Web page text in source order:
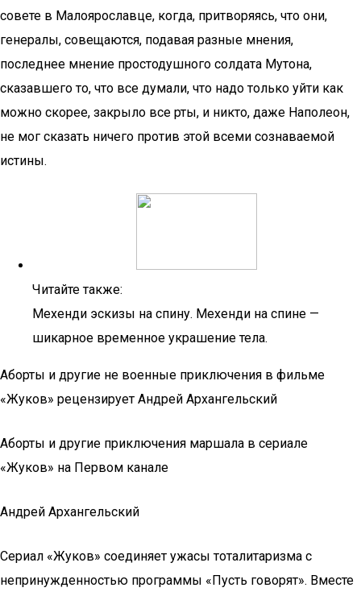
совете в Малоярославце, когда, притворяясь, что они,
генералы, совещаются, подавая разные мнения,
последнее мнение простодушного солдата Мутона,
сказавшего то, что все думали, что надо только уйти как
можно скорее, закрыло все рты, и никто, даже Наполеон,
не мог сказать ничего против этой всеми сознаваемой
истины.
Читайте также:
Мехенди эскизы на спину. Мехенди на спине —
шикарное временное украшение тела.
Аборты и другие не военные приключения в фильме
«Жуков» рецензирует Андрей Архангельский
Аборты и другие приключения маршала в сериале
«Жуков» на Первом канале
Андрей Архангельский
Сериал «Жуков» соединяет ужасы тоталитаризма с
непринужденностью программы «Пусть говорят». Вместе